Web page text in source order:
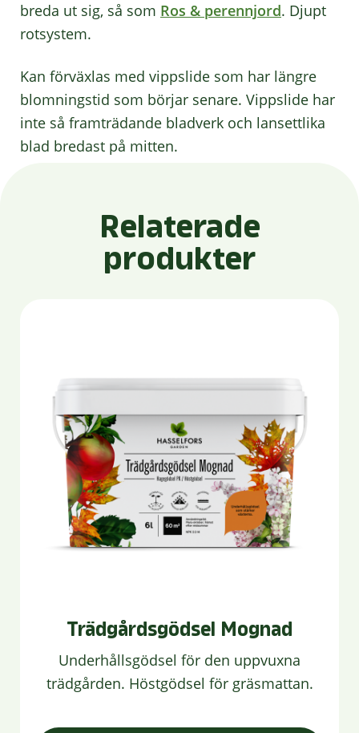
breda ut sig, så som Ros & perennjord. Djupt
rotsystem.
Kan förväxlas med vippslide som har längre
blomningstid som börjar senare. Vippslide har
inte så framträdande bladverk och lansettlika
blad bredast på mitten.
Relaterade
produkter
Trädgårdsgödsel Mognad
Underhållsgödsel för den uppvuxna
trädgården. Höstgödsel för gräsmattan.